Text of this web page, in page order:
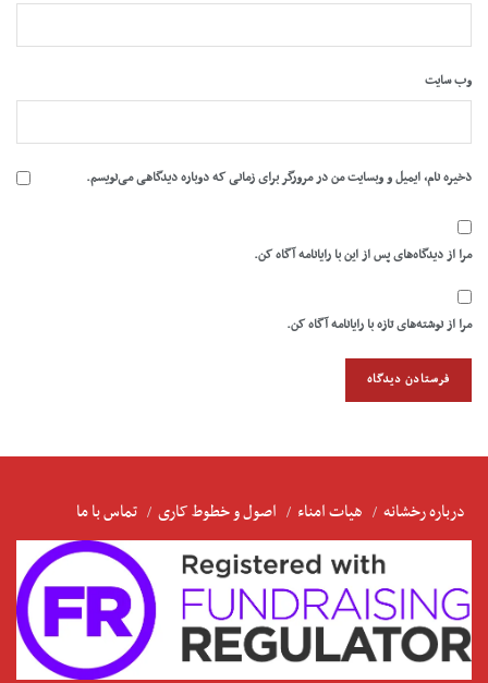
وب‌ سایت
ذخیره نام، ایمیل و وبسایت من در مرورگر برای زمانی که دوباره دیدگاهی می‌نویسم.
مرا از دیدگاه‌های پس از این با رایانامه آگاه کن.
مرا از نوشته‌های تازه با رایانامه آگاه کن.
درباره رخشانه هیات امناء اصول و خطوط کاری تماس با ما